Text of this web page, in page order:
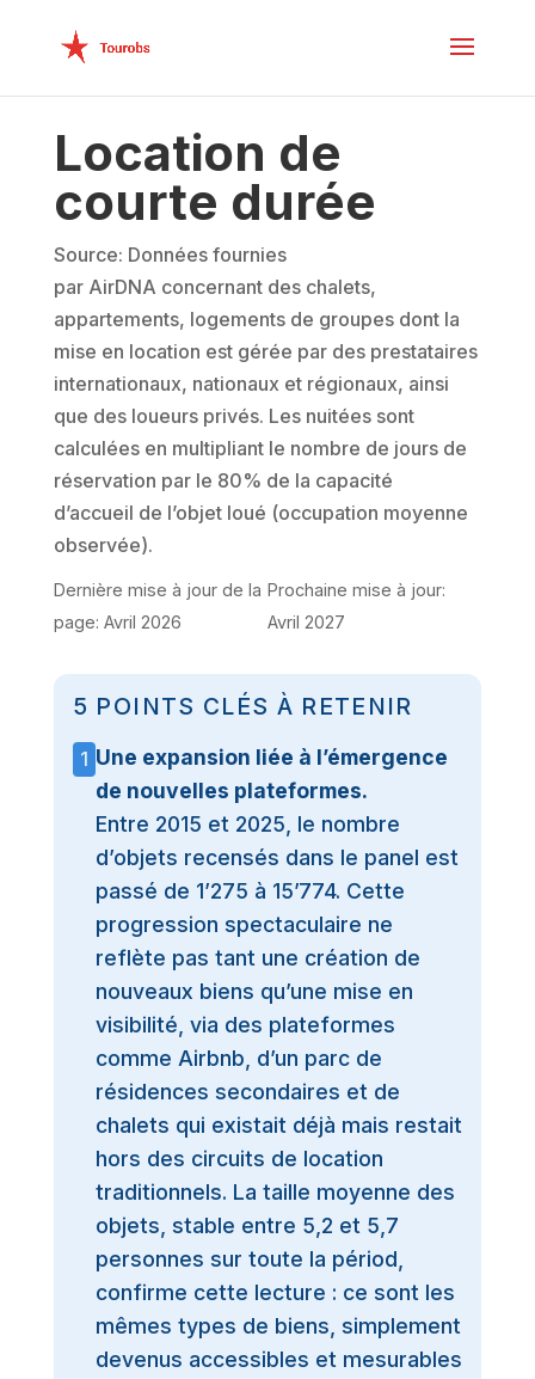
Location de
courte durée
Source: Données fournies
par AirDNA concernant des chalets,
appartements, logements de groupes dont la
mise en location est gérée par des prestataires
internationaux, nationaux et régionaux, ainsi
que des loueurs privés. Les nuitées sont
calculées en multipliant le nombre de jours de
réservation par le 80% de la capacité
d’accueil de l’objet loué (occupation moyenne
observée).
Dernière mise à jour de la
page: Avril 2026
Prochaine mise à jour:
Avril 2027
5 POINTS CLÉS À RETENIR
1 Une expansion liée à l’émergence
de nouvelles plateformes.
Entre 2015 et 2025, le nombre
d’objets recensés dans le panel est
passé de 1’275 à 15’774. Cette
progression spectaculaire ne
reflète pas tant une création de
nouveaux biens qu’une mise en
visibilité, via des plateformes
comme Airbnb, d’un parc de
résidences secondaires et de
chalets qui existait déjà mais restait
hors des circuits de location
traditionnels. La taille moyenne des
objets, stable entre 5,2 et 5,7
personnes sur toute la périod,
confirme cette lecture : ce sont les
mêmes types de biens, simplement
devenus accessibles et mesurables